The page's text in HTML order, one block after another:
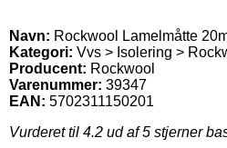
Navn: Rockwool Lamelmåtte
Kategori: Vvs > Isolering >
Producent: Rockwool
Varenummer: 39347
EAN: 5702311150201
Vurderet til 4.2 ud af 5 stjerner